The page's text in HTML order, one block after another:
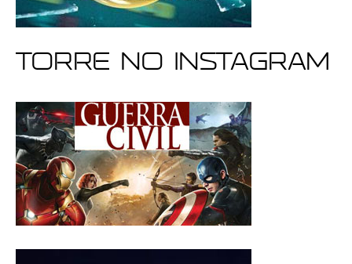
Torre no Instagram